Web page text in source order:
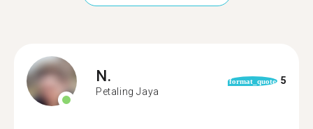
N.
Petaling Jaya
format_quote 5